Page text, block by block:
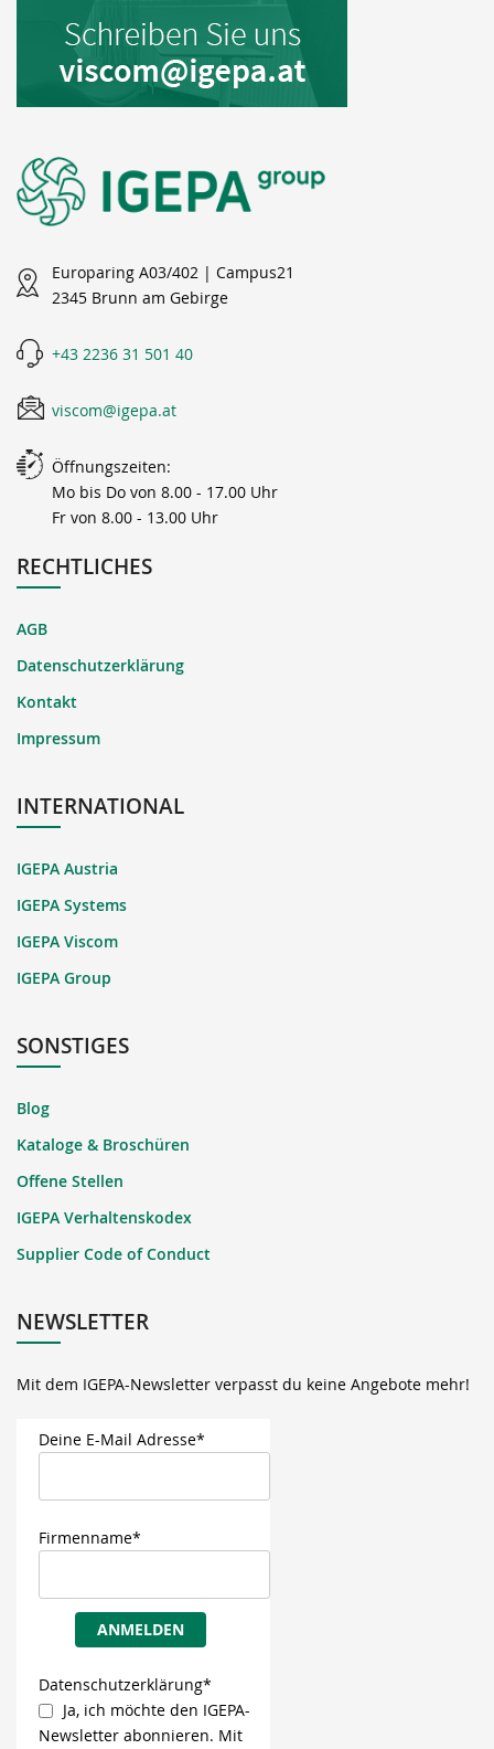
Europaring A03/402 | Campus21
2345 Brunn am Gebirge
+43 2236 31 501 40
viscom@igepa.at
Öffnungszeiten:
Mo bis Do von 8.00 - 17.00 Uhr
Fr von 8.00 - 13.00 Uhr
RECHTLICHES
AGB
Datenschutzerklärung
Kontakt
Impressum
INTERNATIONAL
IGEPA Austria
IGEPA Systems
IGEPA Viscom
IGEPA Group
SONSTIGES
Blog
Kataloge & Broschüren
Offene Stellen
IGEPA Verhaltenskodex
Supplier Code of Conduct
NEWSLETTER
Mit dem IGEPA-Newsletter verpasst du keine Angebote mehr!
Deine E-Mail Adresse*
Firmenname*
ANMELDEN
Datenschutzerklärung*
Ja, ich möchte den IGEPA-
Newsletter abonnieren. Mit